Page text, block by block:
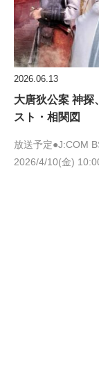
2026.06.13
大唐狄公案 神
スト・相関図
放送予定●J:COM
2026/4/10(金)